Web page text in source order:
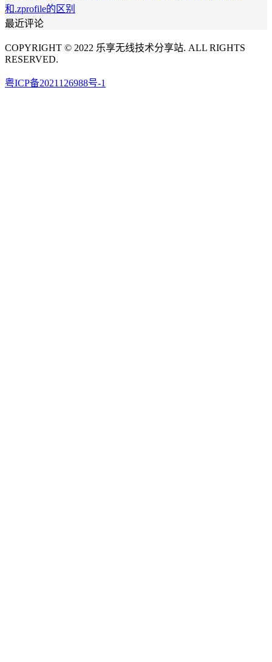
和.zprofile的区别
最近评论
COPYRIGHT © 2022 乐享无线技术分享站. ALL RIGHTS
RESERVED.
粤ICP备2021126988号-1